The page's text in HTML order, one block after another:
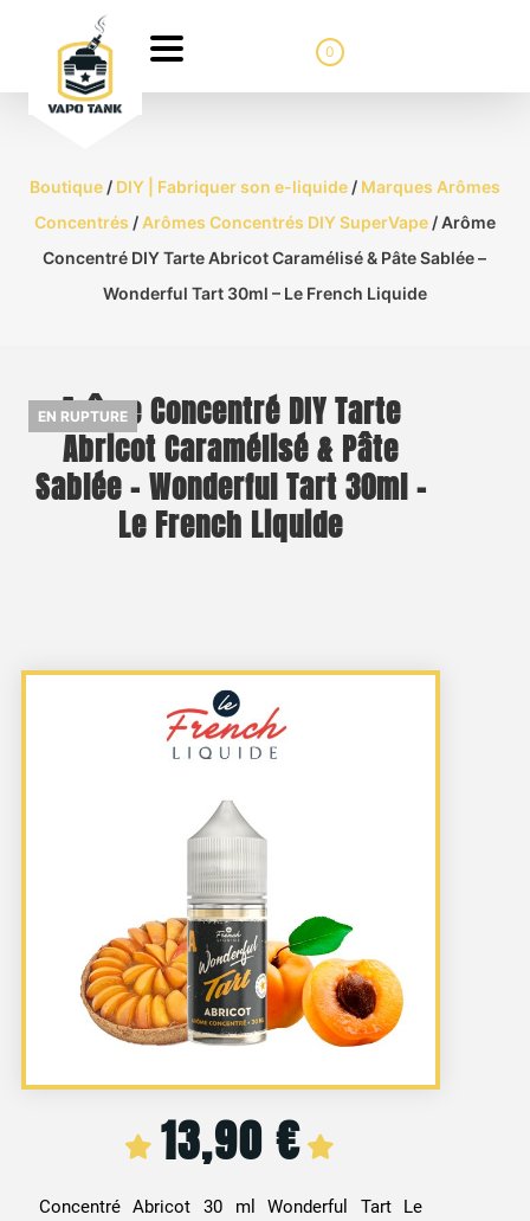
0
Boutique/ DIY | Fabriquer son e-liquide/ Marques Arômes
Concentrés / Arômes Concentrés DIY SuperVape/ Arôme
Concentré DIY Tarte Abricot Caramélisé & Pâte Sablée –
Wonderful Tart 30ml – Le French Liquide
Arôme Concentré DIY Tarte
Abricot Caramélisé & Pâte
Sablée – Wonderful Tart 30ml –
Le French Liquide
EN RUPTURE
13,90€
Concentré Abricot 30 ml Wonderful Tart Le